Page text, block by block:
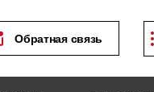
Обратная связь